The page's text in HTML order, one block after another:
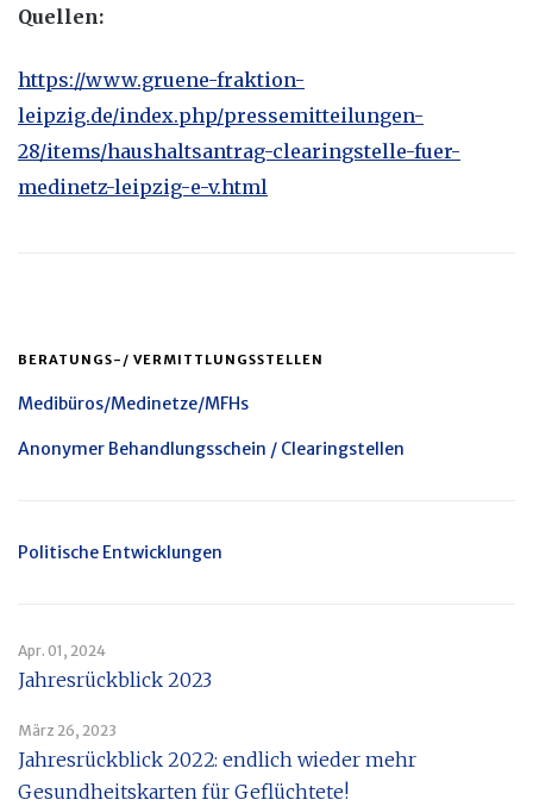
Quellen:
https://www.gruene-fraktion-
leipzig.de/index.php/pressemitteilungen-
28/items/haushaltsantrag-clearingstelle-fuer-
medinetz-leipzig-e-v.html
BERATUNGS-/ VERMITTLUNGSSTELLEN
Medibüros/Medinetze/MFHs
Anonymer Behandlungsschein / Clearingstellen
Politische Entwicklungen
Apr. 01, 2024
Jahresrückblick 2023
März 26, 2023
Jahresrückblick 2022: endlich wieder mehr
Gesundheitskarten für Geflüchtete!